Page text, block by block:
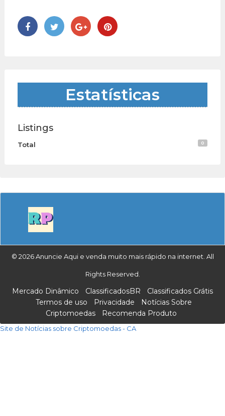
Estatísticas
Listings
Total 0
© 2026 Anuncie Aqui e venda muito mais rápido na internet. All
Rights Reserved.
Mercado Dinâmico ClassificadosBR
Classificados Grátis
Termos de uso
Privacidade
Notícias Sobre
Criptomoedas
Recomenda Produto
Site de Notícias sobre Criptomoedas - CA